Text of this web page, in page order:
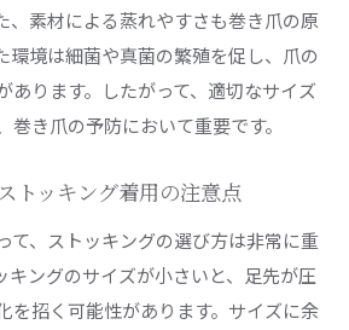
る不快感を和らげるストッキング
リーなストッキングの見つけ方
みを考慮したストッキング選びの基
グ素材が巻き爪に与える影響
に効果的なストッキング素材の選び
、素材による蒸れやすさも巻き爪の原
環境は細菌や真菌の繁殖を促し、爪の
あります。したがって、適切なサイズ
巻き爪の予防において重要です。
トッキング着用の注意点
て、ストッキングの選び方は非常に重
キングのサイズが小さいと、足先が圧
を招く可能性があります。サイズに余